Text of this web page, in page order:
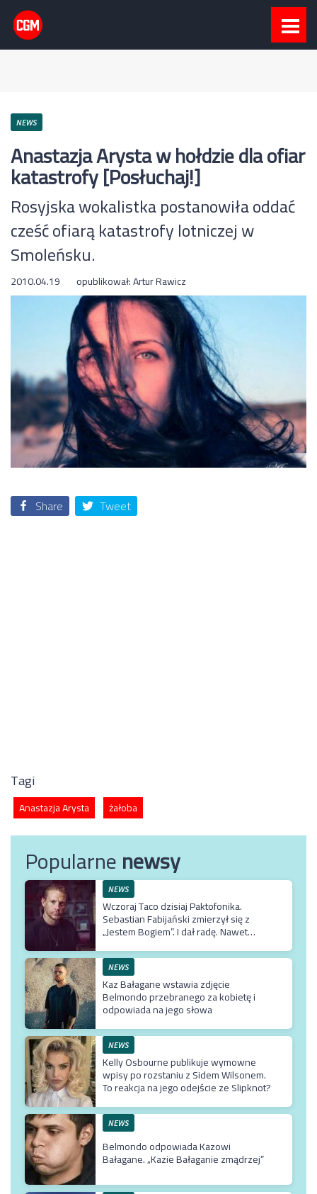
NEWS
Anastazja Arysta w hołdzie dla ofiar
katastrofy [Posłuchaj!]
Rosyjska wokalistka postanowiła oddać
cześć ofiarą katastrofy lotniczej w
Smoleńsku.
2010.04.19 opublikował:Artur Rawicz
Share Tweet
Tagi
Anastazja Arysta żałoba
Popularnenewsy
NEWS
Wczoraj Taco dzisiaj Paktofonika.
Sebastian Fabijański zmierzył się z
„Jestem Bogiem”. I dał radę. Nawet
NEWS
Kaz Bałagane wstawia zdjęcie
Belmondo przebranego za kobietę i
odpowiada na jego słowa
NEWS
Kelly Osbourne publikuje wymowne
wpisy po rozstaniu z Sidem Wilsonem.
To reakcja na jego odejście ze Slipknot?
NEWS
Belmondo odpowiada Kazowi
Bałagane. „Kazie Bałaganie zmądrzej”